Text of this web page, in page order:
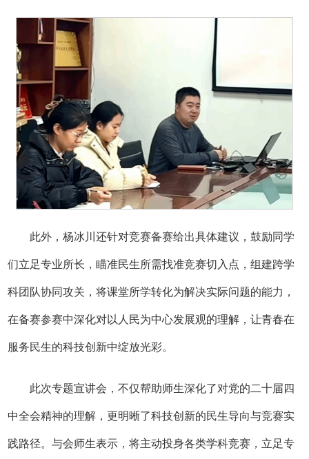
此外，杨冰川还针对竞赛备赛给出具体建议，鼓励同学
们立足专业所长，瞄准民生所需找准竞赛切入点，组建跨学
科团队协同攻关，将课堂所学转化为解决实际问题的能力，
在备赛参赛中深化对以人民为中心发展观的理解，让青春在
服务民生的科技创新中绽放光彩。
此次专题宣讲会，不仅帮助师生深化了对党的二十届四
中全会精神的理解，更明晰了科技创新的民生导向与竞赛实
践路径。与会师生表示，将主动投身各类学科竞赛，立足专